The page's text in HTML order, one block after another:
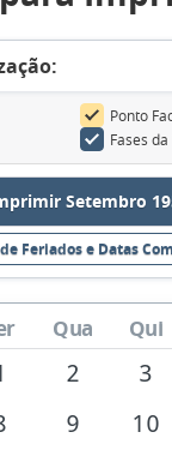
Ponto
Fases da
Setembro
Feriados e Datas
Qua Qui
2 3
9 10